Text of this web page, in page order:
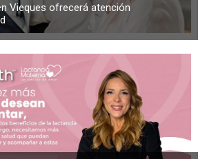
Vieques ofrecerá atención